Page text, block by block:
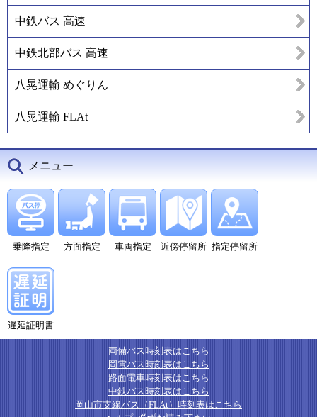
中鉄バス 高速
中鉄北部バス 高速
八晃運輸 めぐりん
八晃運輸 FLAt
メニュー
乗降指定 方面指定 車両指定 近傍停留所 指定停留所
遅延証明書
両備バス時刻表はこちら
岡電バス時刻表はこちら
路面電車時刻表はこちら
中鉄バス時刻表はこちら
岡山市支線バス（FLAt）時刻表はこちら